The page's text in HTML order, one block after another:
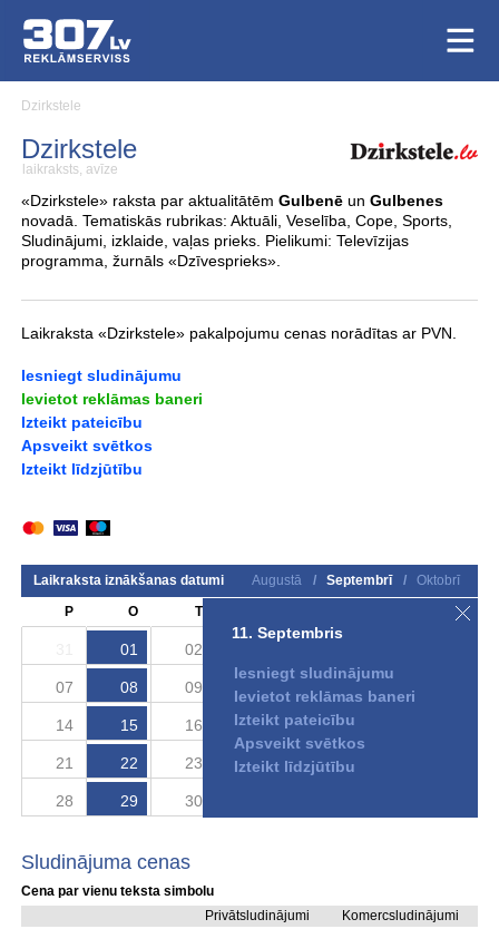
Dzirkstele
Dzirkstele
laikraksts, avīze
«Dzirkstele» raksta par aktualitātēm Gulbenēun Gulbenes
novadā. Tematiskās rubrikas: Aktuāli, Veselība, Cope, Sports,
Sludinājumi, izklaide, vaļas prieks. Pielikumi: Televīzijas
programma, žurnāls «Dzīvesprieks».
Laikraksta «Dzirkstele» pakalpojumu cenas norādītas ar PVN.
Iesniegt sludinājumu
Ievietot reklāmas baneri
Izteikt pateicību
Apsveikt svētkos
Izteikt līdzjūtību
Laikraksta iznākšanas datumi Augustā / Septembrī /
Oktobrī
P
O T S
01 02
07 08 09 10 11
14 15 16 17 18
21 22 23 24 25
28 29 30
11. Septembris
Iesniegt sludinājumu
Ievietot reklāmas baneri
Izteikt pateicību
Apsveikt svētkos
Izteikt līdzjūtību
Sludinājuma cenas
Cena par vienu teksta simbolu
Privātsludinājumi
Komercsludinājumi